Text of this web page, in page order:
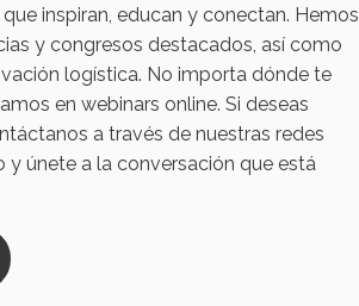
inspiran, educan y conectan. Hemos
y congresos destacados, así como
logística. No importa dónde te
en webinars online. Si deseas
a través de nuestras redes
únete a la conversación que está